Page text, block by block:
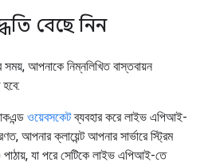
বেছে নিন
আপনাকে নিম্নলিখিত বাস্তবায়ন
ওয়েবসকেটব্যবহার করে লাইভ এপিআই-
আপনার ক্লায়েন্ট আপনার সার্ভারে স্ট্রিম
যা পরে সেটিকে লাইভ এপিআই-তে